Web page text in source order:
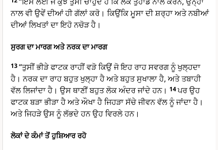
ਨਾਲ ਵੀ ਉਵੇਂ ਦੀਆਂ ਹੀ ਗੱਲਾਂ ਕਰੋ। ਕਿਉਂਕਿ ਮੂਸਾ ਦੀ ਸ਼ਰ੍ਹਾ ਅਤੇ ਨਬੀਆਂ
ਦੀਆਂ ਲਿਖਤਾਂ ਦਾ ਇਹੋ ਨਚੋੜ ਹੈ।
ਸੁਰਗ ਦਾ ਮਾਰਗ ਅਤੇ ਨਰਕ ਦਾ ਮਾਰਗ
13“ਤੁਸੀਂ ਭੀੜੇ ਫਾਟਕ ਰਾਹੀਂ ਵੜੋ ਕਿਉਂ ਜੋ ਇਹ ਰਾਹ ਸਵਰਗ ਨੂੰ ਖੁਲ੍ਹਦਾ
ਹੈ। ਨਰਕ ਦਾ ਰਾਹ ਬਹੁਤ ਖੁਲ੍ਹਾ ਹੈ ਅਤੇ ਬਹੁਤ ਸੁਖਾਲਾ ਹੈ, ਅਤੇ ਤਬਾਹੀ
ਵੱਲ ਲਿਜਾਂਦਾ ਹੈ। ਉਸ ਥਾਣੀਂ ਬਹੁਤ ਲੋਕ ਅੰਦਰ ਜਾਂਦੇ ਹਨ। 14ਪਰ ਉਹ
ਫਾਟਕ ਬੜਾ ਭੀੜਾ ਹੈ ਅਤੇ ਔਖਾ ਹੈ ਜਿਹੜਾ ਸੱਚੇ ਜੀਵਨ ਵੱਲ ਨੂੰ ਜਾਂਦਾ ਹੈ।
ਅਤੇ ਜਿਹੜੇ ਉਸ ਨੂੰ ਲੱਭਦੇ ਹਨ ਉਹ ਵਿਰਲੇ ਹਨ।
ਲੋਕਾਂ ਦੇ ਕੰਮਾਂ ਤੋਂ ਹੁਸ਼ਿਆਰ ਰਹੋ